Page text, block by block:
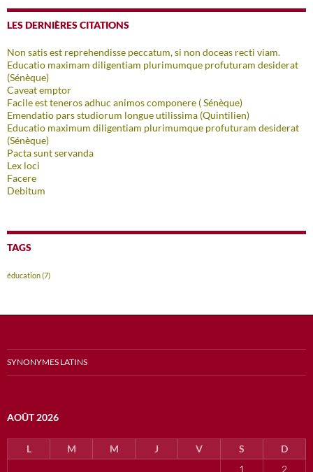
LES DERNIÈRES CITATIONS
Non satis est reprehendisse peccatum, si non doceas recti viam.
Educatio maximam diligentiam plurimumque profuturam desiderat
(Sénèque)
Caveat emptor
Facile est teneros adhuc animos componere ( Sénèque)
Emendatio pars studiorum longue utilissima (Quintilien)
Educatio maximum diligentiam plurimumque profuturam desiderat
(Sénèque)
Pacta sunt servanda
Lex loci
Facere
Debitum
TAGS
éducation(7)
SYNONYMES LATINS
AOÛT 2026
L M M J V S
D
1
2